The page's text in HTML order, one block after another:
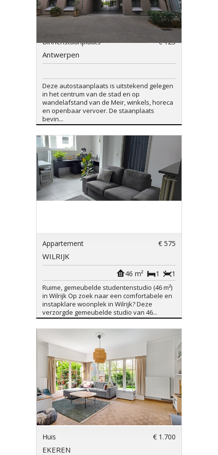
Binnenstaanplaats € 125
Antwerpen
Deze autostaanplaats is uitstekend gelegen
in het centrum van de stad en op
wandelafstand van de Meir, winkels, horeca
en openbaar vervoer. De staanplaats
bevin...
Appartement € 575
WILRIJK
1
1
46 m²
Ruime, gemeubelde studentenstudio (46 m²)
in Wilrijk Op zoek naar een comfortabele en
instapklare woonplek in Wilrijk? Deze
verzorgde gemeubelde studio van 46...
Huis € 1.700
EKEREN